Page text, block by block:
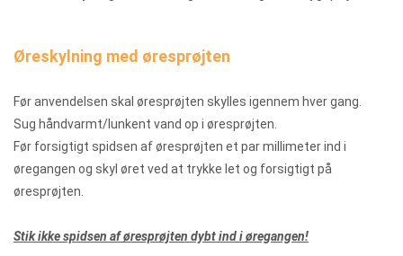
Øreskylning med øresprøjten
Før anvendelsen skal øresprøjten skylles igennem hver gang.
Sug håndvarmt/lunkent vand op i øresprøjten.
Før forsigtigt spidsen af øresprøjten et par millimeter ind i
øregangen og skyl øret ved at trykke let og forsigtigt på
øresprøjten.
Stik ikke spidsen af øresprøjten dybt ind i øregangen!